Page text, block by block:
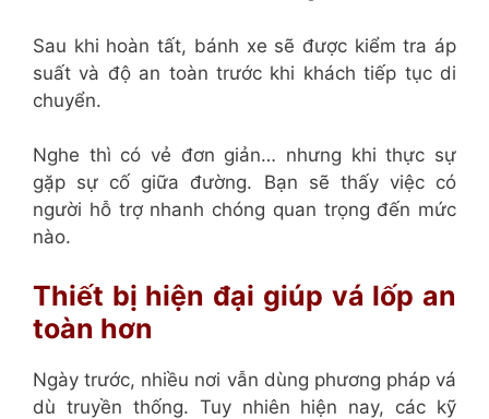
Sau khi hoàn tất, bánh xe sẽ được kiểm tra áp
suất và độ an toàn trước khi khách tiếp tục di
chuyển.
Nghe thì có vẻ đơn giản… nhưng khi thực sự
gặp sự cố giữa đường. Bạn sẽ thấy việc có
người hỗ trợ nhanh chóng quan trọng đến mức
nào.
Thiết bị hiện đại giúp vá lốp an
toàn hơn
Ngày trước, nhiều nơi vẫn dùng phương pháp vá
dù truyền thống. Tuy nhiên hiện nay, các kỹ